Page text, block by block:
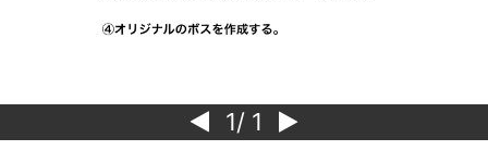
1/ 1